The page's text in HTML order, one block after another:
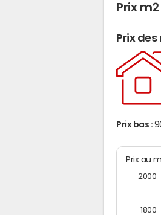
Prix
Prix
Prix bas :
1800
2000